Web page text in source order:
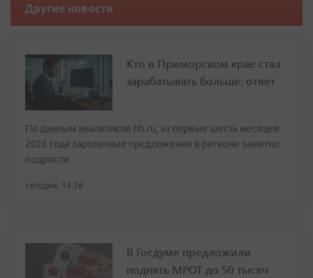
Другие новости
Кто в Приморском крае стал
зарабатывать больше: ответ
По данным аналитиков hh.ru, за первые шесть месяцев
2026 года зарплатные предложения в регионе заметно
подросли
сегодня, 14:26
В Госдуме предложили
поднять МРОТ до 50 тысяч